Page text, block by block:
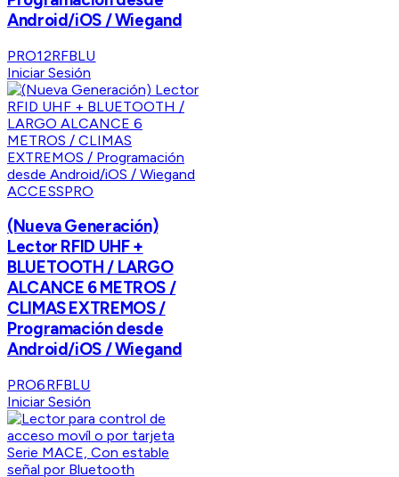
Android/iOS / Wiegand
PRO12RFBLU
Iniciar Sesión
ACCESSPRO
(Nueva Generación)
Lector RFID UHF +
BLUETOOTH / LARGO
ALCANCE 6 METROS /
CLIMAS EXTREMOS /
Programación desde
Android/iOS / Wiegand
PRO6RFBLU
Iniciar Sesión